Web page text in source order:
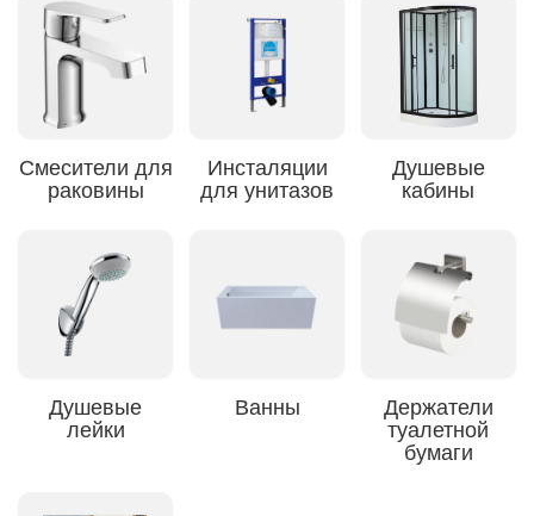
Смесители для
раковины
Инсталяции
для унитазов
Душевые
кабины
Душевые
лейки
Ванны Держатели
туалетной
бумаги